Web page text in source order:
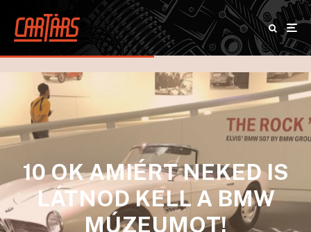
10 OK AMIÉRT NEKED IS
LÁTNOD KELL A BMW
MÚZEUMOT!